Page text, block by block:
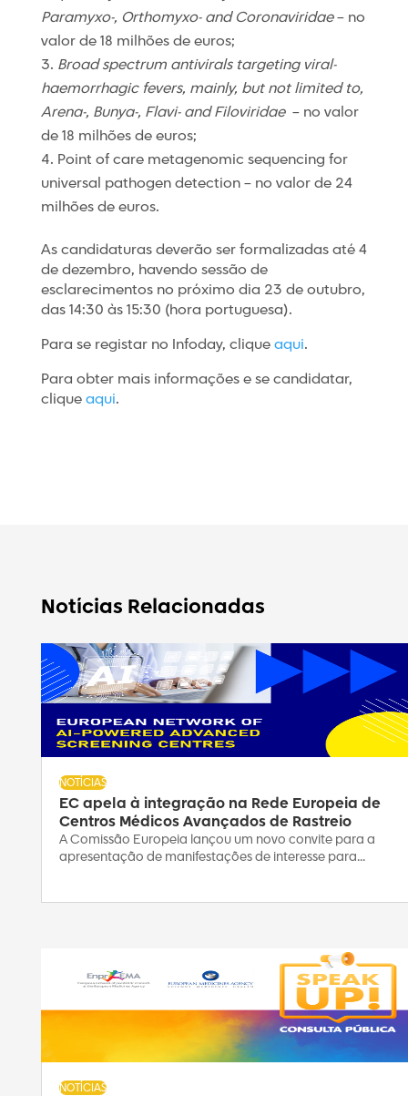
Paramyxo-, Orthomyxo- and Coronaviridae– no
valor de 18 milhões de euros;
Broad spectrum antivirals targeting viral-
haemorrhagic fevers, mainly, but not limited to,
Arena-, Bunya-, Flavi- and Filoviridae – no valor
de 18 milhões de euros;
Point of care metagenomic sequencing for
universal pathogen detection – no valor de 24
milhões de euros.
As candidaturas deverão ser formalizadas até 4
de dezembro, havendo sessão de
esclarecimentos no próximo dia 23 de outubro,
das 14:30 às 15:30 (hora portuguesa).
Para se registar no Infoday, cliqueaqui.
Para obter mais informações e se candidatar,
cliqueaqui.
Notícias Relacionadas
EC apela à integração na Rede Europeia de
Centros Médicos Avançados de Rastreio
NOTÍCIAS
A Comissão Europeia lançou um novo convite para a
apresentação de manifestações de interesse para...
NOTÍCIAS